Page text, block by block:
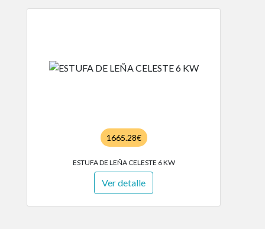
1665.28€
ESTUFA DE LEÑA CELESTE 6 KW
Ver detalle